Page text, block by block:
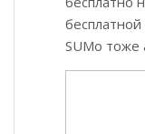
SUMo тоже